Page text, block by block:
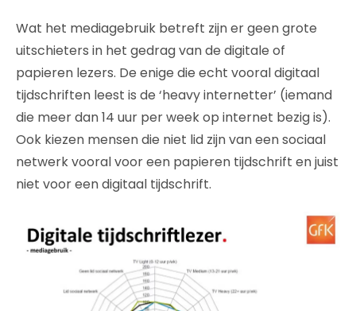
Wat het mediagebruik betreft zijn er geen grote
uitschieters in het gedrag van de digitale of
papieren lezers. De enige die echt vooral digitaal
tijdschriften leest is de ‘heavy internetter’ (iemand
die meer dan 14 uur per week op internet bezig is).
Ook kiezen mensen die niet lid zijn van een sociaal
netwerk vooral voor een papieren tijdschrift en juist
niet voor een digitaal tijdschrift.